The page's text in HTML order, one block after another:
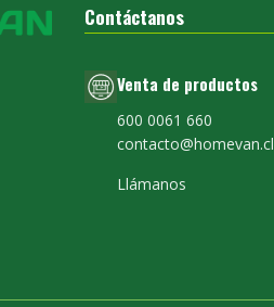
Contáctanos
Venta de productos
600 0061 660
contacto@homevan.cl
Llámanos